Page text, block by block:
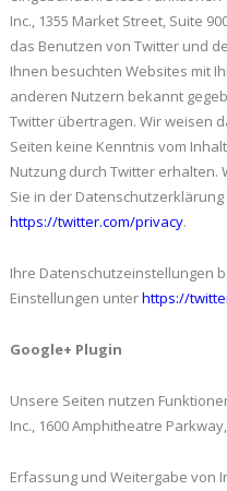
Inc., 1355 Market Street, Suite
das Benutzen von Twitter und
Ihnen besuchten Websites mit
anderen Nutzern bekannt
Twitter übertragen. Wir weisen
Seiten keine Kenntnis vom
Nutzung durch Twitter
Sie in der
https://twitter.com/privacy.
Ihre Datenschutzeinstellungen
Einstellungen unterhttps://
Google+ Plugin
Unsere Seiten nutzen
Inc., 1600 Amphitheatre
Erfassung und Weitergabe von